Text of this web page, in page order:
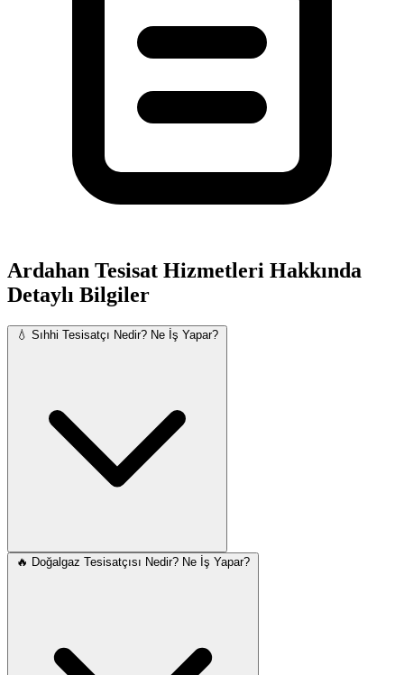
Ardahan Tesisat Hizmetleri Hakkında
Detaylı Bilgiler
💧 Sıhhi Tesisatçı Nedir? Ne İş Yapar?
🔥 Doğalgaz Tesisatçısı Nedir? Ne İş Yapar?